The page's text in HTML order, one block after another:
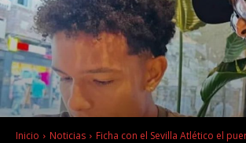
Inicio Noticias
Ficha con el Sevilla Atlético el